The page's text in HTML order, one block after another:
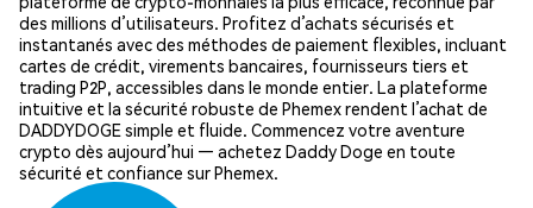
des millions d’utilisateurs. Profitez d’achats sécurisés et
instantanés avec des méthodes de paiement flexibles, incluant
cartes de crédit, virements bancaires, fournisseurs tiers et
trading P2P, accessibles dans le monde entier. La plateforme
intuitive et la sécurité robuste de Phemex rendent l’achat de
DADDYDOGE simple et fluide. Commencez votre aventure
crypto dès aujourd’hui — achetez Daddy Doge en toute
sécurité et confiance sur Phemex.